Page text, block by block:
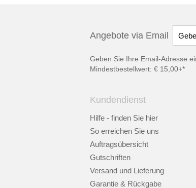
Angebote via Email
Geben Sie Ihre Email-Adresse
Mindestbestellwert: € 15,00+*
Kundendienst
Hilfe - finden Sie hier
So erreichen Sie uns
Auftragsübersicht
Gutschriften
Versand und Lieferung
Garantie & Rückgabe